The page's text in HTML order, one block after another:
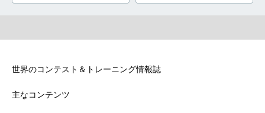
世界のコンテスト＆トレーニング情報誌
主なコンテンツ